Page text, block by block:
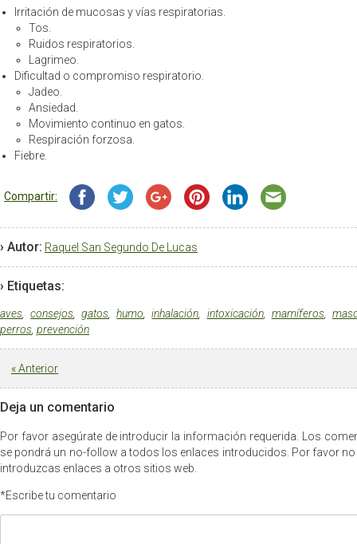
Irritación de mucosas y vías respiratorias.
Tos.
Ruidos respiratorios.
Lagrimeo.
Dificultad o compromiso respiratorio.
Jadeo.
Ansiedad.
Movimiento continuo en gatos.
Respiración forzosa.
Fiebre.
Compartir:
› Autor: Raquel San Segundo De Lucas
› Etiquetas:
aves ,consejos ,gatos ,humo ,inhalación intoxicación, mamíferos,
perros prevención
«Anterior
Deja un comentario
Por favor asegúrate de introducir la información requerida. Los
se pondrá un no-follow a todos los enlaces introducidos. Por favor
introduzcas enlaces a otros sitios web.
*Escribe tu comentario